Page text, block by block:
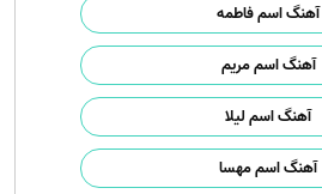
آهنگ اسم فاطمه
آهنگ اسم مریم
آهنگ اسم لیلا
آهنگ اسم مهسا